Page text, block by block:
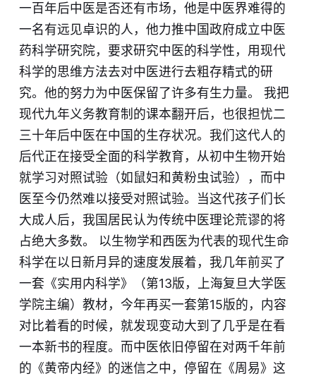
一百年后中医是否还有市场，他是中医界难得的
一名有远见卓识的人，他力推中国政府成立中医
药科学研究院，要求研究中医的科学性，用现代
科学的思维方法去对中医进行去粗存精式的研
究。他的努力为中医保留了许多有生力量。 我把
现代九年义务教育制的课本翻开后，也很担忧二
三十年后中医在中国的生存状况。我们这代人的
后代正在接受全面的科学教育，从初中生物开始
就学习对照试验（如鼠妇和黄粉虫试验），而中
医至今仍然难以接受对照试验。当这代孩子们长
大成人后，我国居民认为传统中医理论荒谬的将
占绝大多数。 以生物学和西医为代表的现代生命
科学在以日新月异的速度发展着，我几年前买了
一套《实用内科学》（第13版，上海复旦大学医
学院主编）教材，今年再买一套第15版的，内容
对比着看的时候，就发现变动大到了几乎是在看
一本新书的程度。而中医依旧停留在对两千年前
的《黄帝内经》的迷信之中，停留在《周易》这